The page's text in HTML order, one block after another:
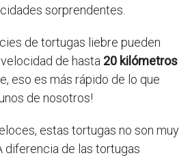
sorprendentes.
de tortugas liebre pueden
velocidad de hasta 20 kilómetros
eso es más rápido de lo que
de nosotros!
estas tortugas no son muy
diferencia de las tortugas